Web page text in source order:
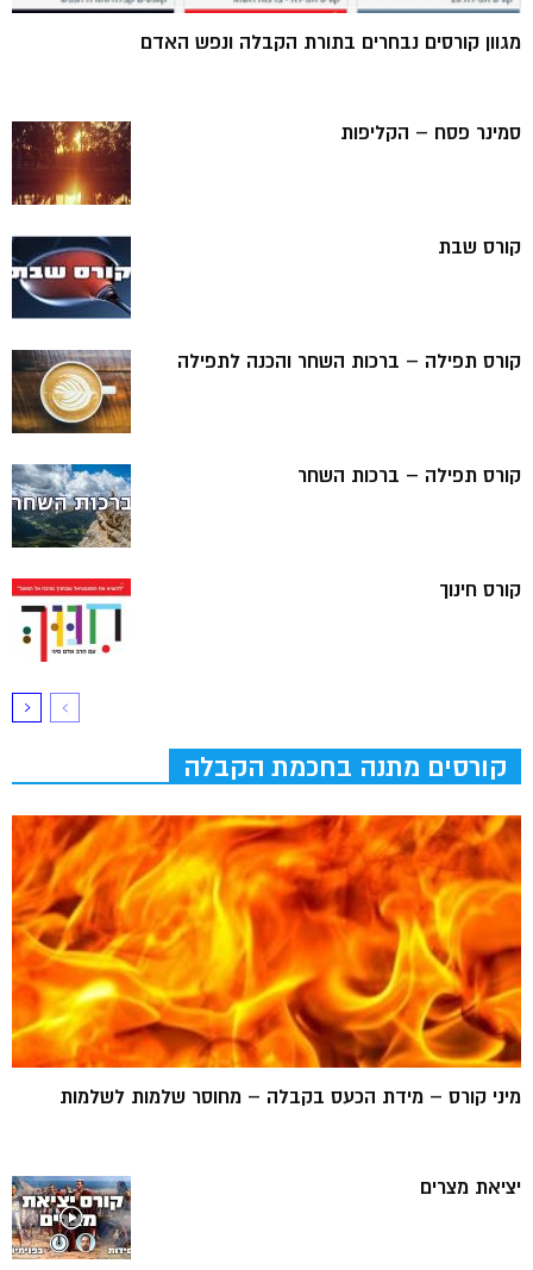
מגוון קורסים נבחרים בתורת הקבלה ונפש האדם
סמינר פסח – הקליפות
קורס שבת
קורס תפילה – ברכות השחר והכנה לתפילה
קורס תפילה – ברכות השחר
קורס חינוך
קורסים מתנה בחכמת הקבלה
מיני קורס – מידת הכעס בקבלה – מחוסר שלמות לשלמות
יציאת מצרים